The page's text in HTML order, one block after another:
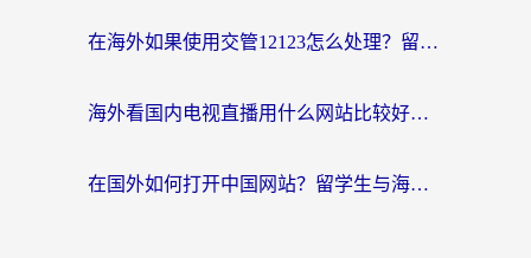
在海外如果使用交管12123怎么处理？留学生亲测有效的回国加速方案
海外看国内电视直播用什么网站比较好？一篇解决你所有追剧难题的实用指南
在国外如何打开中国网站？留学生与海外华人的无缝访问指南